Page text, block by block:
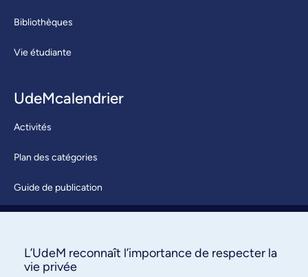
Bibliothèques
Vie étudiante
UdeMcalendrier
Activités
Plan des catégories
Guide de publication
À propos / Nous joindre
L’UdeM reconnaît l’importance de respecter la
vie privée